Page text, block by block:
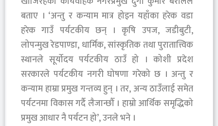
बताए । ‘अन्तु र कन्याम मात्र होइन यहाँका हरेक वडा
हरेक गाउँ पर्यटकीय छन् । कृषि उपज, जडीबुटी,
लोपन्मुख रेडपाण्डा, धार्मिक, सांस्कृतिक तथा पुरातात्त्विक
स्थानले सूर्योदय पर्यटकीय ठाउँ हो । कोशी प्रदेश
सरकारले पर्यटकीय नगरी घोषणा गरेको छ । अन्तु र
कन्याम हाम्रा प्रमुख गन्तव्य हुन् । तर, अन्य ठाउँलाई समेत
पर्यटनमा विकास गर्दै लैजान्छौँ । हाम्रो आर्थिक समृद्धिको
प्रमुख आधार नै पर्यटन हो’, उनले भने ।